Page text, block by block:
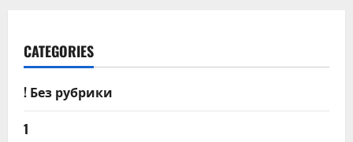
CATEGORIES
! Без рубрики
1